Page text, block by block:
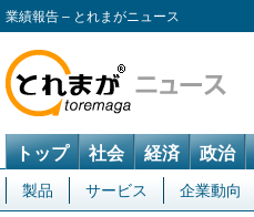
業績報告 – とれまがニュース
トップ 社会 経済 政治
製品 サービス 企業動向